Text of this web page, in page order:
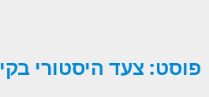
פוסט: צעד היסטורי